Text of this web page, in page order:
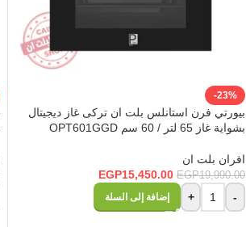
-23%
بيورتي فرن استانلس بلت ان تركى غاز ديجيتال
بشواية غاز 65 لتر / 60 سم OPT601GGD
افران بلت ان
EGP19,990.00
EGP15,450.00
-
+ إضافة إلى السلة